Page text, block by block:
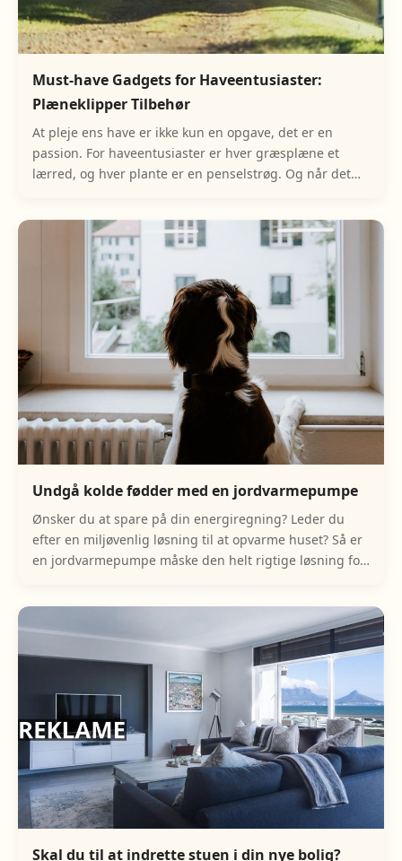
Must-have Gadgets for Haveentusiaster:
Plæneklipper Tilbehør
At pleje ens have er ikke kun en opgave, det er en
passion. For haveentusiaster er hver græsplæne et
lærred, og hver plante er en penselstrøg. Og når det
Undgå kolde fødder med en jordvarmepumpe
Ønsker du at spare på din energiregning? Leder du
efter en miljøvenlig løsning til at opvarme huset? Så er
en jordvarmepumpe måske den helt rigtige løsning for
Skal du til at indrette stuen i din nye bolig?